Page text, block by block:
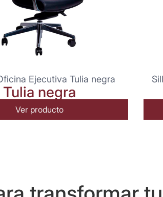
Ejecutiva Tulia negra
Tulia negra
Ver producto